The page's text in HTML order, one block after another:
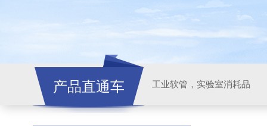
产品直通车 工业软管，实验室消耗品